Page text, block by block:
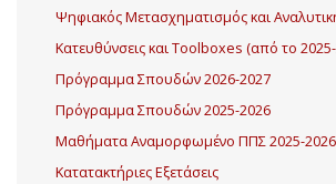
Ψηφιακός Μετασχηματισμός και
Κατευθύνσεις και Toolboxes (από το
Πρόγραμμα Σπουδών 2026-2027
Πρόγραμμα Σπουδών 2025-2026
Μαθήματα Αναμορφωμένο ΠΠΣ 2025-2026
Κατατακτήριες Εξετάσεις